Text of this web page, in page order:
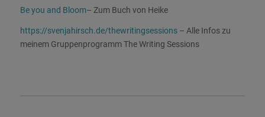
Be you and Bloom– Zum Buch von Heike
https://svenjahirsch.de/thewritingsessions– Alle Infos zu
meinem Gruppenprogramm The Writing Sessions